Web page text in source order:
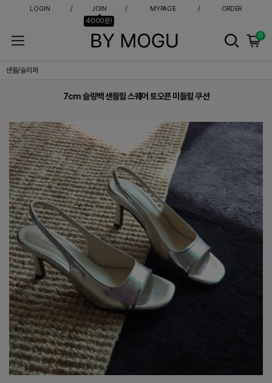
LOGIN
JOIN
4000원!
MYPAGE ORDER
0
7cm 슬링백 샌들힐 스퀘어 토오픈 미들힐 쿠션
샌들/슬리퍼
7cm 슬링백 샌들힐 스퀘어 토오픈 미들힐 쿠션